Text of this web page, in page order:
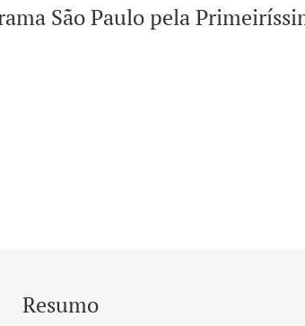
São Paulo pela
Resumo